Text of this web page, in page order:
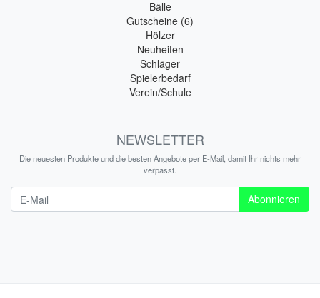
Bälle
Gutscheine (6)
Hölzer
Neuheiten
Schläger
Spielerbedarf
Verein/Schule
NEWSLETTER
Die neuesten Produkte und die besten Angebote per E-Mail, damit Ihr nichts mehr
verpasst.
Abonnieren